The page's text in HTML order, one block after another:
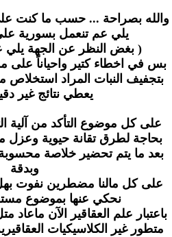
والله بصراحة ... حسب ما كنت
يلي عم تنعمل بسورية على
( بغض النظر عن الجهة يلي
بس في اخطاء كتير واحياناً
بتجفيف النبات المراد استخلاص
يعطي نتائج غير
بحاجة لطرق تقانة حيوية وعزل
بعد ما يتم تحضير خلاصة محسوبة
وبدقة
على كل مالنا مضطرين نفوت بهل
نحكي عنها بموضوع
باعتبار علم العقاقير الآن
متطور غير الكلاسيكيات